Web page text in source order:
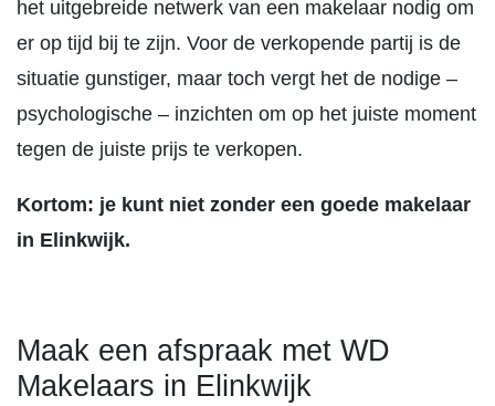
het uitgebreide netwerk van een makelaar nodig om
er op tijd bij te zijn. Voor de verkopende partij is de
situatie gunstiger, maar toch vergt het de nodige –
psychologische – inzichten om op het juiste moment
tegen de juiste prijs te verkopen.
Kortom: je kunt niet zonder een goede makelaar
in Elinkwijk.
Maak een afspraak met WD
Makelaars in Elinkwijk